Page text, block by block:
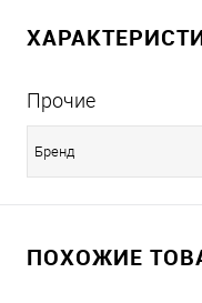
Прочие
Бренд
ПОХОЖИЕ